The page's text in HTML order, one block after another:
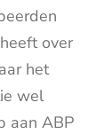
over
het
wel
aan ABP